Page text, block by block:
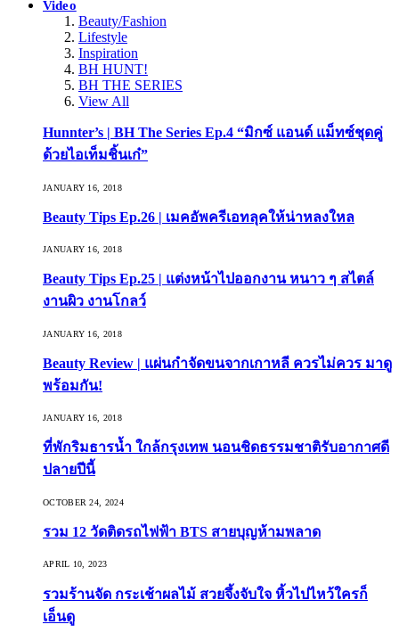
Video
Beauty/Fashion
Lifestyle
Inspiration
BH HUNT!
BH THE SERIES
View All
Hunnter’s | BH The Series Ep.4 “มิกซ์ แอนด์ แม็ทซ์ชุดคู่
ด้วยไอเท็มชิ้นเก๋”
JANUARY 16, 2018
Beauty Tips Ep.26 | เมคอัพครีเอทลุคให้น่าหลงใหล
JANUARY 16, 2018
Beauty Tips Ep.25 | แต่งหน้าไปออกงาน หนาว ๆ สไตล์
งานผิว งานโกลว์
JANUARY 16, 2018
Beauty Review | แผ่นกำจัดขนจากเกาหลี ควรไม่ควร มาดู
พร้อมกัน!
JANUARY 16, 2018
ที่พักริมธารน้ำ ใกล้กรุงเทพ นอนชิดธรรมชาติรับอากาศดี
ปลายปีนี้
OCTOBER 24, 2024
รวม 12 วัดติดรถไฟฟ้า BTS สายบุญห้ามพลาด
APRIL 10, 2023
รวมร้านจัด กระเช้าผลไม้ สวยจึ้งจับใจ หิ้วไปไหว้ใครก็
เอ็นดู